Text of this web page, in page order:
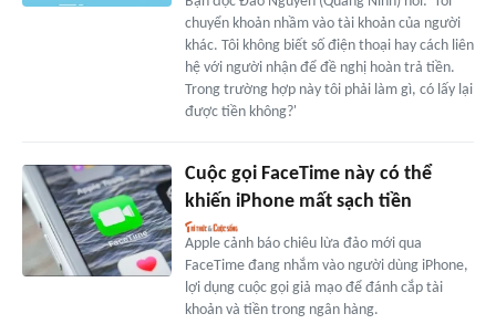
chuyển khoản nhầm vào tài khoản của người
khác. Tôi không biết số điện thoại hay cách liên
hệ với người nhận để đề nghị hoàn trả tiền.
Trong trường hợp này tôi phải làm gì, có lấy lại
được tiền không?'
Cuộc gọi FaceTime này có thể
khiến iPhone mất sạch tiền
Apple cảnh báo chiêu lừa đảo mới qua
FaceTime đang nhắm vào người dùng iPhone,
lợi dụng cuộc gọi giả mạo để đánh cắp tài
khoản và tiền trong ngân hàng.